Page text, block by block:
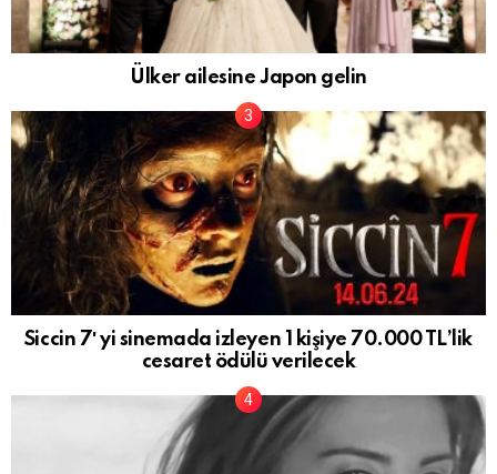
Ülker ailesine Japon gelin
Siccin 7′ yi sinemada izleyen 1 kişiye 70.000 TL’lik
cesaret ödülü verilecek